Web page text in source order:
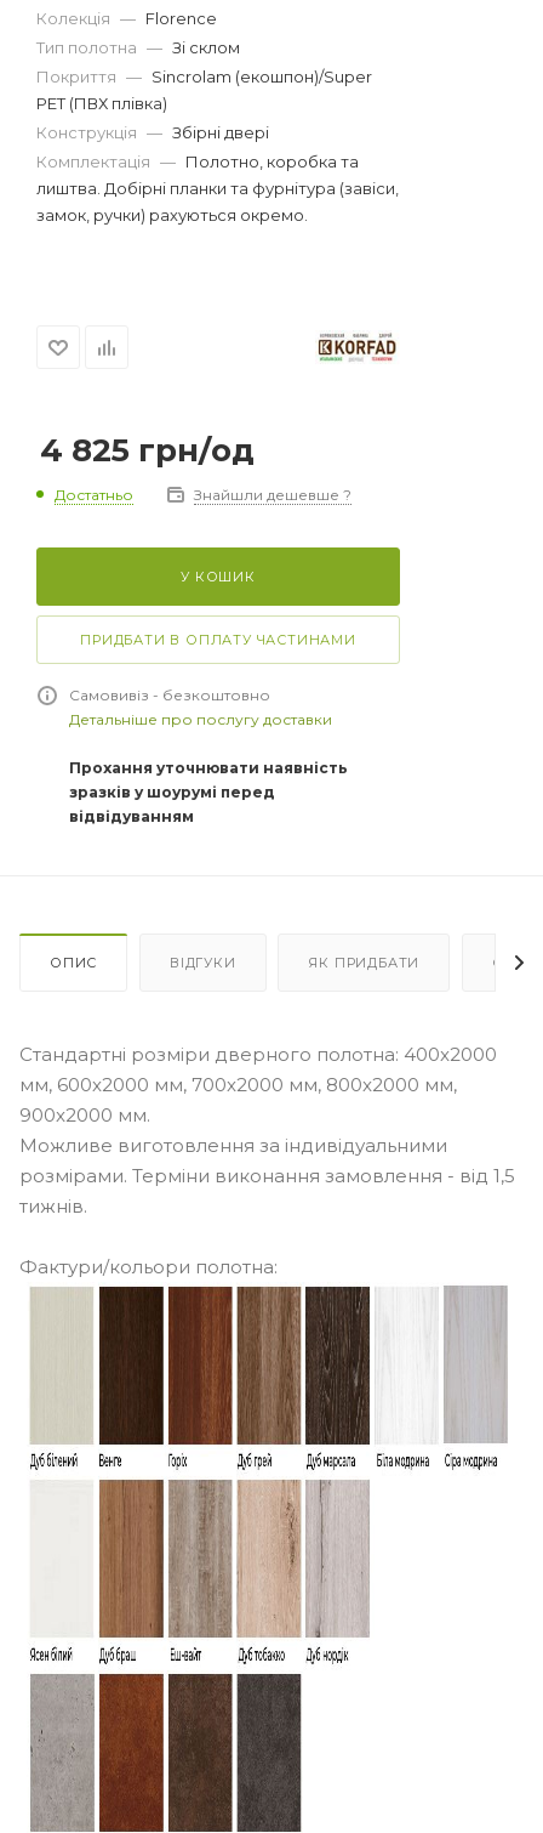
Колекція — Florence
Тип полотна — Зі склом
Покриття — Sincrolam (екошпон)/Super
PET (ПВХ плівка)
Конструкція — Збірні двері
Комплектація — Полотно, коробка та
лиштва. Добірні планки та фурнітура (завіси,
замок, ручки) рахуються окремо.
4 825 грн/од
Достатньо Знайшли дешевше ?
У КОШИК
ПРИДБАТИ В ОПЛАТУ ЧАСТИНАМИ
Самовивіз - безкоштовно
Детальніше про послугу доставки
Прохання уточнювати наявність
зразків у шоурумі перед
відвідуванням
ОПИС ВІДГУКИ ЯК ПРИДБАТИ
Стандартні розміри дверного полотна: 400x2000
мм, 600x2000 мм, 700x2000 мм, 800x2000 мм,
900x2000 мм.
Можливе виготовлення за індивідуальними
розмірами. Терміни виконання замовлення - від 1,5
тижнів.
Фактури/кольори полотна: